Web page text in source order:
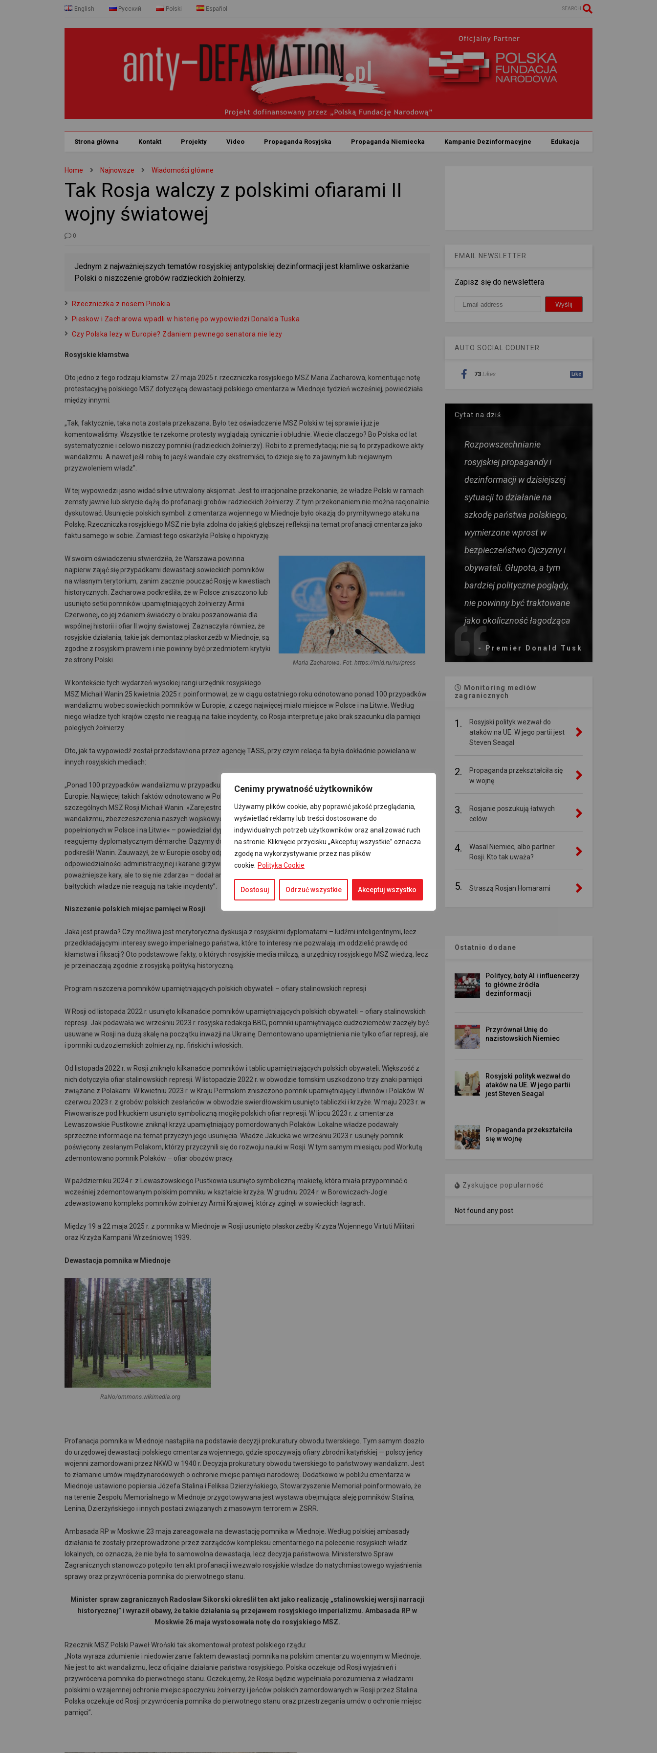
Cenimy prywatność użytkowników
Używamy plików cookie, aby poprawić jakość przeglądania,
wyświetlać reklamy lub treści dostosowane do
indywidualnych potrzeb użytkowników oraz analizować ruch
na stronie. Kliknięcie przycisku „Akceptuj wszystkie” oznacza
zgodę na wykorzystywanie przez nas plików
cookie.
Polityka Cookie
Dostosuj Odrzuć wszystkie Akceptuj wszystko
English Русский Polski Español SEARCH
Strona główna Kontakt Projekty Video Propaganda Rosyjska Propaganda Niemiecka Kampanie Dezinformacyjne Edukacja
Home Najnowsze Wiadomości główne
Tak Rosja walczy z polskimi ofiarami II
wojny światowej
0
Jednym z najważniejszych tematów rosyjskiej antypolskiej dezinformacji jest kłamliwe oskarżanie
Polski o niszczenie grobów radzieckich żołnierzy.
Rzeczniczka z nosem Pinokia
Pieskow i Zacharowa wpadli w histerię po wypowiedzi Donalda Tuska
Czy Polska leży w Europie? Zdaniem pewnego senatora nie leży
Rosyjskie kłamstwa
Oto jedno z tego rodzaju kłamstw. 27 maja 2025 r. rzeczniczka rosyjskiego MSZ Maria Zacharowa, komentując notę
protestacyjną polskiego MSZ dotyczącą dewastacji polskiego cmentarza w Miednoje tydzień wcześniej, powiedziała
między innymi:
„Tak, faktycznie, taka nota została przekazana. Było też oświadczenie MSZ Polski w tej sprawie i już je
komentowaliśmy. Wszystkie te rzekome protesty wyglądają cynicznie i obłudnie. Wiecie dlaczego? Bo Polska od lat
systematycznie i celowo niszczy pomniki (radzieckich żołnierzy). Robi to z premedytacją; nie są to przypadkowe akty
wandalizmu. A nawet jeśli robią to jacyś wandale czy ekstremiści, to dzieje się to za jawnym lub niejawnym
przyzwoleniem władz”.
W tej wypowiedzi jasno widać silnie utrwalony aksjomat. Jest to irracjonalne przekonanie, że władze Polski w ramach
zemsty jawnie lub skrycie dążą do profanacji grobów radzieckich żołnierzy. Z tym przekonaniem nie można racjonalnie
dyskutować. Usunięcie polskich symboli z cmentarza wojennego w Miednoje było okazją do prymitywnego ataku na
Polskę. Rzeczniczka rosyjskiego MSZ nie była zdolna do jakiejś głębszej refleksji na temat profanacji cmentarza jako
faktu samego w sobie. Zamiast tego oskarżyła Polskę o hipokryzję.
Maria Zacharowa. Fot. https://mid.ru/ru/press
W swoim oświadczeniu stwierdziła, że Warszawa powinna
najpierw zająć się przypadkami dewastacji sowieckich pomników
na własnym terytorium, zanim zacznie pouczać Rosję w kwestiach
historycznych. Zacharowa podkreśliła, że w Polsce zniszczono lub
usunięto setki pomników upamiętniających żołnierzy Armii
Czerwonej, co jej zdaniem świadczy o braku poszanowania dla
wspólnej historii i ofiar II wojny światowej. Zaznaczyła również, że
rosyjskie działania, takie jak demontaż płaskorzeźb w Miednoje, są
zgodne z rosyjskim prawem i nie powinny być przedmiotem krytyki
ze strony Polski.
W kontekście tych wydarzeń wysokiej rangi urzędnik rosyjskiego
MSZ Michaił Wanin 25 kwietnia 2025 r. poinformował, że w ciągu ostatniego roku odnotowano ponad 100 przypadków
wandalizmu wobec sowieckich pomników w Europie, z czego najwięcej miało miejsce w Polsce i na Litwie. Według
niego władze tych krajów często nie reagują na takie incydenty, co Rosja interpretuje jako brak szacunku dla pamięci
poległych żołnierzy.
Oto, jak ta wypowiedź został przedstawiona przez agencję TASS, przy czym relacja ta była dokładnie powielana w
innych rosyjskich mediach:
„Ponad 100 przypadków wandalizmu w przypadku pomników poległych żołnierzy odnotowano w ostatnim roku w
Europie. Najwięcej takich faktów odnotowano w Polsce i na Litwie. Oświadczył o tym na briefingu ambasador ds.
szczególnych MSZ Rosji Michaił Wanin. »Zarejestrowaliśmy taką liczbę: ponad 100 w ostatnim roku takich aktów
wandalizmu, zbezczeszczenia naszych wojskowych pomników w krajach Europy. Najwięcej z nich zostało
popełnionych w Polsce i na Litwie« – powiedział dyplomata, odpowiadając na zadane pytanie. »Na takie wydarzenia
reagujemy dyplomatycznym démarche. Dążymy do znalezienia winnych tych niezgodnych z prawem działań« –
podkreślił Wanin. Zauważył, że w Europie osoby odpowiedzialne za takie przestępstwa są pociągane do
odpowiedzialności administracyjnej i karane grzywnami. »Chcielibyśmy, aby oni (winni – przyp. ТАСС) ponosili
poważniejsze kary, ale to się nie zdarza« – dodał ambasador ds. szczególnych MSZ FR, który stwierdził, że w krajach
bałtyckich władze nie reagują na takie incydenty”.
Niszczenie polskich miejsc pamięci w Rosji
Jaka jest prawda? Czy możliwa jest merytoryczna dyskusja z rosyjskimi dyplomatami – ludźmi inteligentnymi, lecz
przedkładającymi interesy swego imperialnego państwa, które to interesy nie pozwalają im oddzielić prawdę od
kłamstwa i fiksacji? Oto podstawowe fakty, o których rosyjskie media milczą, a urzędnicy rosyjskiego MSZ wiedzą, lecz
je przeinaczają zgodnie z rosyjską polityką historyczną.
Program niszczenia pomników upamiętniających polskich obywateli – ofiary stalinowskich represji
W Rosji od listopada 2022 r. usunięto kilkanaście pomników upamiętniających polskich obywateli – ofiary stalinowskich
represji. Jak podawała we wrześniu 2023 r. rosyjska redakcja BBC, pomniki upamiętniające cudzoziemców zaczęły być
usuwane w Rosji na dużą skalę na początku inwazji na Ukrainę. Demontowano upamiętnienia nie tylko ofiar represji, ale
i pomniki cudzoziemskich żołnierzy, np. fińskich i włoskich.
Od listopada 2022 r. w Rosji zniknęło kilkanaście pomników i tablic upamiętniających polskich obywateli. Większość z
nich dotyczyła ofiar stalinowskich represji. W listopadzie 2022 r. w obwodzie tomskim uszkodzono trzy znaki pamięci
związane z Polakami. W kwietniu 2023 r. w Kraju Permskim zniszczono pomnik upamiętniający Litwinów i Polaków. W
czerwcu 2023 r. z grobów polskich zesłańców w obwodzie swierdłowskim usunięto tabliczki i krzyże. W maju 2023 r. w
Piwowarisze pod Irkuckiem usunięto symboliczną mogiłę polskich ofiar represji. W lipcu 2023 r. z cmentarza
Lewaszowskie Pustkowie zniknął krzyż upamiętniający pomordowanych Polaków. Lokalne władze podawały
sprzeczne informacje na temat przyczyn jego usunięcia. Władze Jakucka we wrześniu 2023 r. usunęły pomnik
poświęcony zesłanym Polakom, którzy przyczynili się do rozwoju nauki w Rosji. W tym samym miesiącu pod Workutą
zdemontowano pomnik Polaków – ofiar obozów pracy.
W październiku 2024 r. z Lewaszowskiego Pustkowia usunięto symboliczną makietę, która miała przypominać o
wcześniej zdemontowanym polskim pomniku w kształcie krzyża. W grudniu 2024 r. w Borowiczach-Jogle
zdewastowano kompleks pomników żołnierzy Armii Krajowej, którzy zginęli w sowieckich łagrach.
Między 19 a 22 maja 2025 r. z pomnika w Miednoje w Rosji usunięto płaskorzeźby Krzyża Wojennego Virtuti Militari
oraz Krzyża Kampanii Wrześniowej 1939.
Dewastacja pomnika w Miednoje
RaNo/ommons.wikimedia.org
Profanacja pomnika w Miednoje nastąpiła na podstawie decyzji prokuratury obwodu twerskiego. Tym samym doszło
do urzędowej dewastacji polskiego cmentarza wojennego, gdzie spoczywają ofiary zbrodni katyńskiej — polscy jeńcy
wojenni zamordowani przez NKWD w 1940 r. Decyzja prokuratury obwodu twerskiego to państwowy wandalizm. Jest
to złamanie umów międzynarodowych o ochronie miejsc pamięci narodowej. Dodatkowo w pobliżu cmentarza w
Miednoje ustawiono popiersia Józefa Stalina i Feliksa Dzierżyńskiego, Stowarzyszenie Memoriał poinformowało, że
na terenie Zespołu Memorialnego w Miednoje przygotowywana jest wystawa obejmująca aleję pomników Stalina,
Lenina, Dzierżyńskiego i innych postaci związanych z masowym terrorem w ZSRR.
Ambasada RP w Moskwie 23 maja zareagowała na dewastację pomnika w Miednoje. Według polskiej ambasady
działania te zostały przeprowadzone przez zarządców kompleksu cmentarnego na polecenie rosyjskich władz
lokalnych, co oznacza, że nie była to samowolna dewastacja, lecz decyzja państwowa. Ministerstwo Spraw
Zagranicznych stanowczo potępiło ten akt profanacji i wezwało rosyjskie władze do natychmiastowego wyjaśnienia
sprawy oraz przywrócenia pomnika do pierwotnego stanu.
Minister spraw zagranicznych Radosław Sikorski określił ten akt jako realizację „stalinowskiej wersji narracji
historycznej” i wyraził obawy, że takie działania są przejawem rosyjskiego imperializmu. Ambasada RP w
Moskwie 26 maja wystosowała notę do rosyjskiego MSZ.
Rzecznik MSZ Polski Paweł Wroński tak skomentował protest polskiego rządu:
„Nota wyraża zdumienie i niedowierzanie faktem dewastacji pomnika na polskim cmentarzu wojennym w Miednoje.
Nie jest to akt wandalizmu, lecz oficjalne działanie państwa rosyjskiego. Polska oczekuje od Rosji wyjaśnień i
przywrócenia pomnika do pierwotnego stanu. Oczekujemy, że Rosja będzie wypełniała porozumienia z władzami
polskimi o wzajemnej ochronie miejsc spoczynku żołnierzy i jeńców polskich zamordowanych w Rosji przez Stalina.
Polska oczekuje od Rosji przywrócenia pomnika do pierwotnego stanu oraz przestrzegania umów o ochronie miejsc
pamięci”.
EMAIL NEWSLETTER
Zapisz się do newslettera
AUTO SOCIAL COUNTER
73 Likes Like
Cytat na dziś
Rozpowszechnianie
rosyjskiej propagandy i
dezinformacji w dzisiejszej
sytuacji to działanie na
szkodę państwa polskiego,
wymierzone wprost w
bezpieczeństwo Ojczyzny i
obywateli. Głupota, a tym
bardziej polityczne poglądy,
nie powinny być traktowane
jako okoliczność łagodząca
- Premier Donald Tusk
Monitoring mediów
zagranicznych
1.
Rosyjski polityk wezwał do
ataków na UE. W jego partii jest
Steven Seagal
2.
Propaganda przekształciła się
w wojnę
3.
Rosjanie poszukują łatwych
celów
4.
Wasal Niemiec, albo partner
Rosji. Kto tak uważa?
5. Straszą Rosjan Homarami
Ostatnio dodane
Politycy, boty AI i influencerzy
to główne źródła
dezinformacji
Przyrównał Unię do
nazistowskich Niemiec
Rosyjski polityk wezwał do
ataków na UE. W jego partii
jest Steven Seagal
Propaganda przekształciła
się w wojnę
Zyskujące popularność
Not found any post